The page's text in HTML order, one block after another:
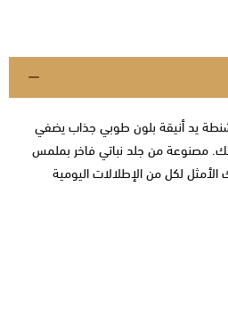
يد أنيقة بلون طوبي جذاب يضفي
مصنوعة من جلد نباتي فاخر بملمس
الأمثل لكل من الإطلالات اليومية